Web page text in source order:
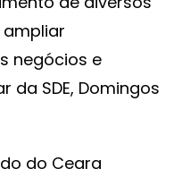
negócios e
da SDE, Domingos
do Ceara